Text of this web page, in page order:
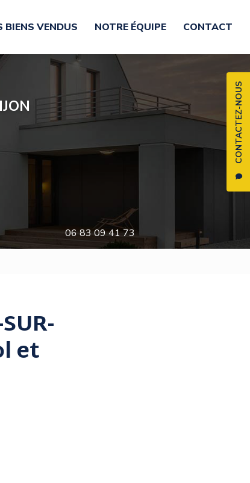
CONTACTEZ-NOUS
BIENS VENDUS NOTRE ÉQUIPE CONTACT
06 83 09 41 73
et